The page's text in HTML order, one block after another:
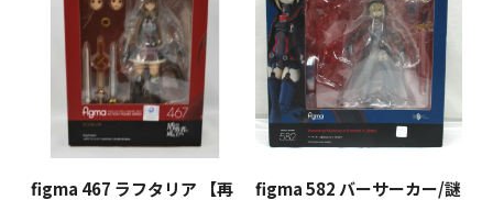
figma 467 ラフタリア 【再
figma 582 バーサーカー/謎